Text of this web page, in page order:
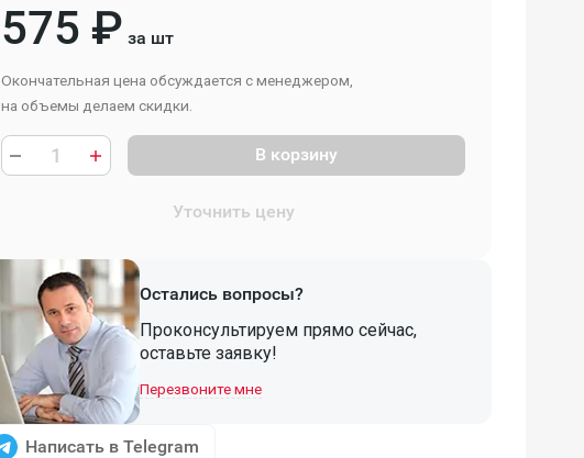
575 ₽ за шт
Окончательная цена обсуждается с менеджером,
на объемы делаем скидки.
В корзину
Уточнить цену
Остались вопросы?
Проконсультируем прямо сейчас,
оставьте заявку!
Перезвоните мне
Написать в Telegram